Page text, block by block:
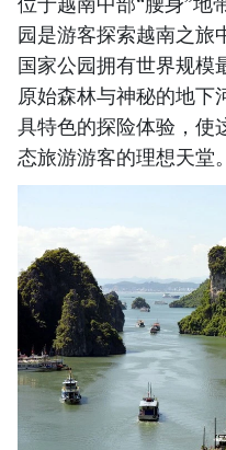
园是游客探索越南之旅
国家公园拥有世界规模
原始森林与神秘的地下
具特色的探险体验，使
态旅游游客的理想天堂。